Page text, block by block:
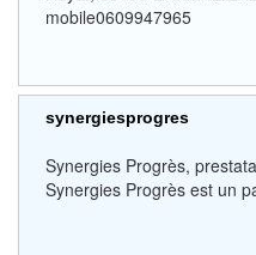
mobile0609947965
synergiesprogres
Synergies Progrès,
Synergies Progrès est un